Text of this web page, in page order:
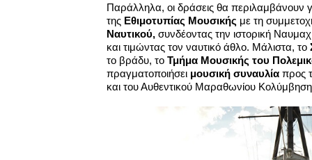
Παράλληλα, οι δράσεις θα περιλαμβάνουν
της Εθιμοτυπίας Μουσικής με τη
Ναυτικού, συνδέοντας την ιστορική
και τιμώντας τον ναυτικό άθλο. Μάλιστα, το
το βράδυ, το Τμήμα Μουσικής του
πραγματοποιήσει μουσική συναυλία προς
και του Αυθεντικού Μαραθωνίου